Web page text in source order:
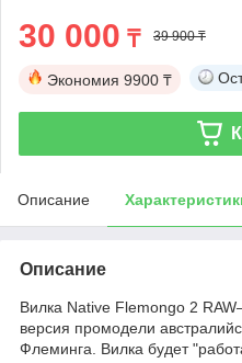
30 000 ₸ 39 900 ₸
Экономия 9900 ₸
Описание
Описание
Вилка Native Flemongo 2
версия промодели
Флеминга. Вилка будет